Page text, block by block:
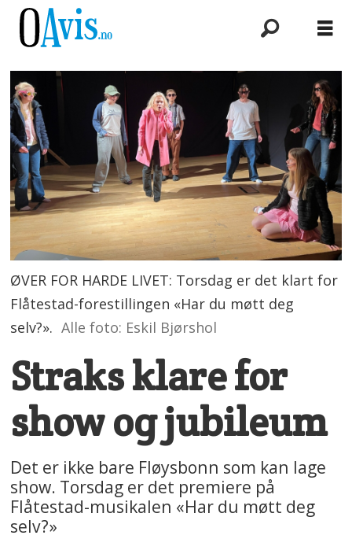
ØVER FOR HARDE LIVET: Torsdag er det klart for
Flåtestad-forestillingen «Har du møtt deg
selv?». Alle foto: Eskil Bjørshol
Straks klare for
show og jubileum
Det er ikke bare Fløysbonn som kan lage
show. Torsdag er det premiere på
Flåtestad-musikalen «Har du møtt deg
selv?»